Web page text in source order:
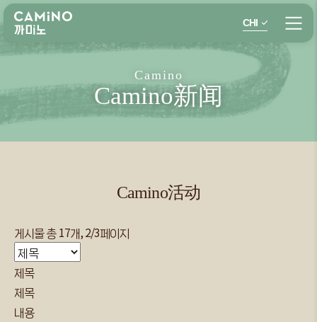
CHI
Camino
Camino新闻
Camino活动
게시물 총17개,2/3페이지
제목
제목
내용